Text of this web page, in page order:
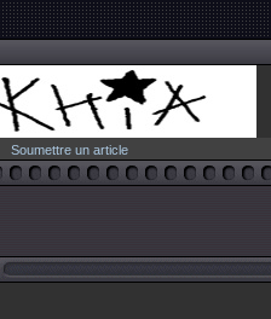
Soumettre un article